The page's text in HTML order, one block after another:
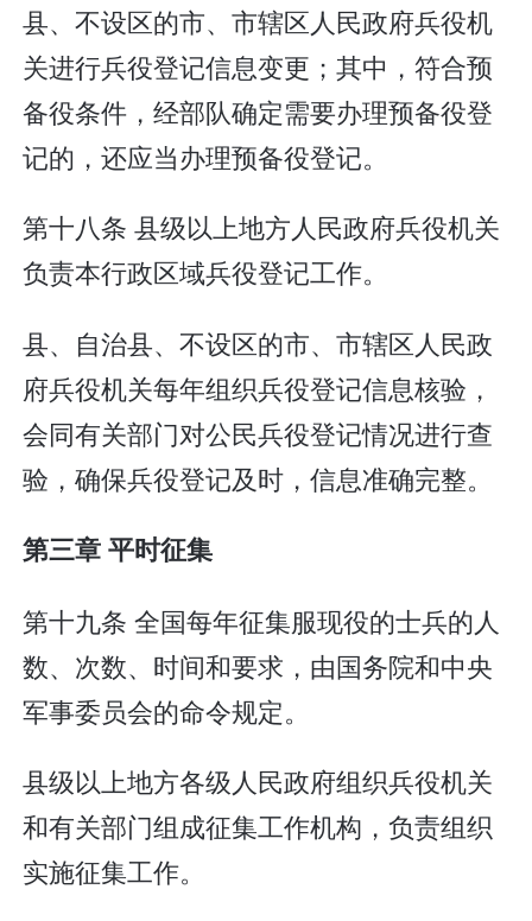
县、不设区的市、市辖区人民政府兵役机
关进行兵役登记信息变更；其中，符合预
备役条件，经部队确定需要办理预备役登
记的，还应当办理预备役登记。
第十八条 县级以上地方人民政府兵役机关
负责本行政区域兵役登记工作。
县、自治县、不设区的市、市辖区人民政
府兵役机关每年组织兵役登记信息核验，
会同有关部门对公民兵役登记情况进行查
验，确保兵役登记及时，信息准确完整。
第三章 平时征集
第十九条 全国每年征集服现役的士兵的人
数、次数、时间和要求，由国务院和中央
军事委员会的命令规定。
县级以上地方各级人民政府组织兵役机关
和有关部门组成征集工作机构，负责组织
实施征集工作。